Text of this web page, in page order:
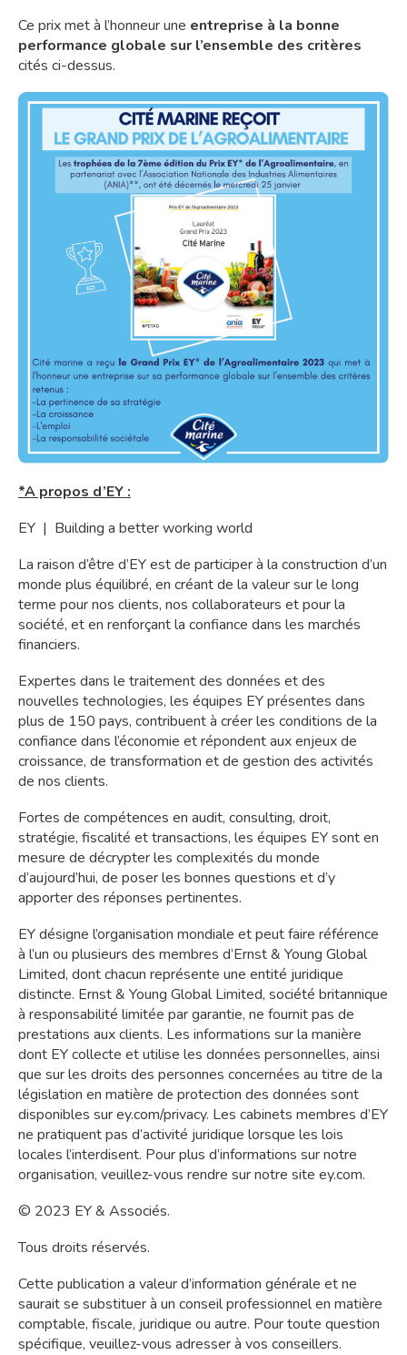
Ce prix met à l’honneur une entreprise à la bonne
performance globale sur l’ensemble des critères
cités ci-dessus.
*A propos d’EY :
EY | Building a better working world
La raison d’être d’EY est de participer à la construction d’un
monde plus équilibré, en créant de la valeur sur le long
terme pour nos clients, nos collaborateurs et pour la
société, et en renforçant la confiance dans les marchés
financiers.
Expertes dans le traitement des données et des
nouvelles technologies, les équipes EY présentes dans
plus de 150 pays, contribuent à créer les conditions de la
confiance dans l’économie et répondent aux enjeux de
croissance, de transformation et de gestion des activités
de nos clients.
Fortes de compétences en audit, consulting, droit,
stratégie, fiscalité et transactions, les équipes EY sont en
mesure de décrypter les complexités du monde
d’aujourd’hui, de poser les bonnes questions et d’y
apporter des réponses pertinentes.
EY désigne l’organisation mondiale et peut faire référence
à l’un ou plusieurs des membres d’Ernst & Young Global
Limited, dont chacun représente une entité juridique
distincte. Ernst & Young Global Limited, société britannique
à responsabilité limitée par garantie, ne fournit pas de
prestations aux clients. Les informations sur la manière
dont EY collecte et utilise les données personnelles, ainsi
que sur les droits des personnes concernées au titre de la
législation en matière de protection des données sont
disponibles sur ey.com/privacy. Les cabinets membres d’EY
ne pratiquent pas d’activité juridique lorsque les lois
locales l’interdisent. Pour plus d’informations sur notre
organisation, veuillez-vous rendre sur notre site ey.com.
© 2023 EY & Associés.
Tous droits réservés.
Cette publication a valeur d’information générale et ne
saurait se substituer à un conseil professionnel en matière
comptable, fiscale, juridique ou autre. Pour toute question
spécifique, veuillez-vous adresser à vos conseillers.